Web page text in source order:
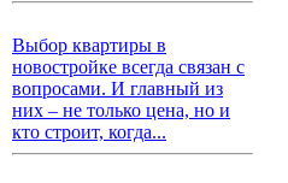
Выбор квартиры в
новостройке всегда связан с
вопросами. И главный из
них – не только цена, но и
кто строит, когда...